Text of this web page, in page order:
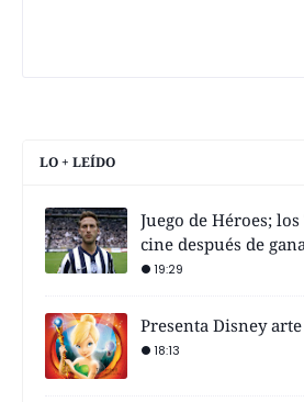
LO + LEÍDO
Juego de Héroes;
cine después de
19:29
Presenta Disney
18:13